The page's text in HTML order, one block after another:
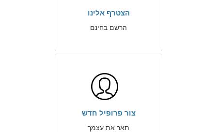
הצטרף אלינו
הרשם בחינם
צור פרופיל חדש
תאר את עצמך